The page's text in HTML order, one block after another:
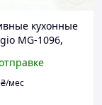
кухонные
MG-1096,
набор ножей
₴/мес